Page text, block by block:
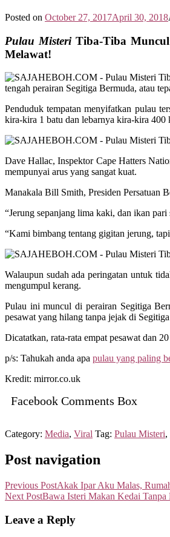
Posted on October 27, 2017April 30, 2018
Pulau MisteriTiba-Tiba Muncul
Melawat!
tengah perairan Segitiga Bermuda, atau
Penduduk tempatan menyifatkan pulau
kira-kira 1 batu dan lebarnya kira-kira 400
Dave Hallac, Inspektor Cape Hatters
mempunyai arus yang sangat kuat.
Manakala Bill Smith, Presiden Persatuan
“Jerung sepanjang lima kaki, dan ikan
“Kami bimbang tentang gigitan jerung,
Walaupun sudah ada peringatan untuk
mengumpul kerang.
Pulau ini muncul di perairan Segitiga
pesawat yang hilang tanpa jejak di
Dicatatkan, rata-rata empat pesawat dan
p/s: Tahukah anda apa pulau yang paling
Kredit: mirror.co.uk
Facebook Comments Box
Category: Media, Viral Tag: Pulau Misteri,
Post navigation
Previous PostAkak Ipar Aku Malas,
Next PostBawa Isteri Makan Kedai
Leave a Reply